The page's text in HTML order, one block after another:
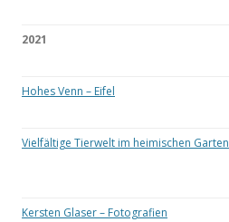
2021
Hohes Venn – Eifel
Vielfältige Tierwelt im heimischen Garten
Kersten Glaser – Fotografien